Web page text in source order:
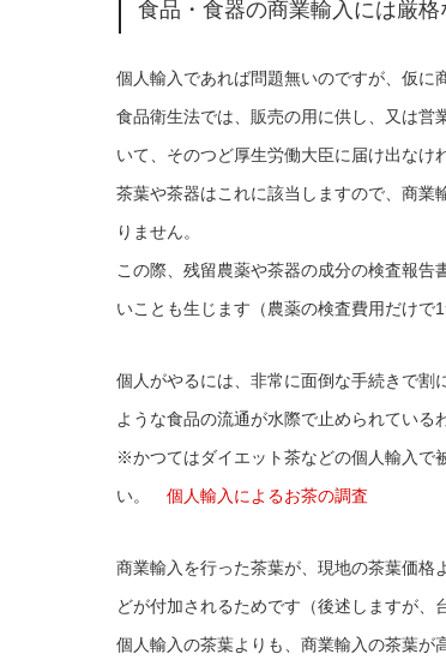
食品・食器の商業輸入には厳
個人輸入であれば問題無いのですが、仮に
食品衛生法では、販売の用に供し、又は営
いて、そのつど厚生労働大臣に届け出なけ
茶葉や茶器はこれに該当しますので、商業
りません。
この際、残留農薬や茶器の成分の検査報
いことも生じます（農薬の検査費用だけで
個人がやるには、非常に面倒な手続きで割
ような食品の流通が水際で止められている
※かつてはダイエット茶などの個人輸入で
い。 個人輸入によるお茶の調査
商業輸入を行った茶葉が、現地の茶葉価格
どが付加されるためです（後述しますが、
個人輸入の茶葉よりも、商業輸入の茶葉が